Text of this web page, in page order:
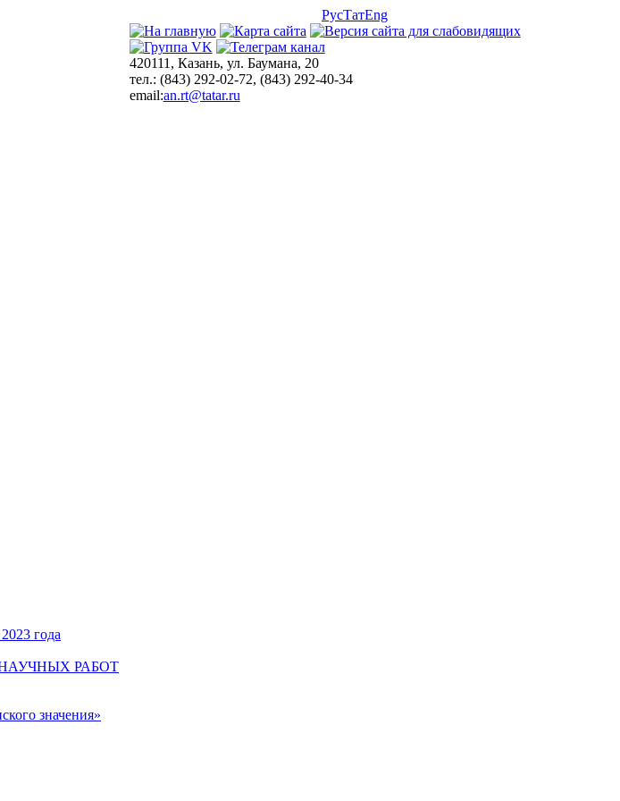
РусТатEng
420111, Казань, ул. Баумана, 20
тел.: (843) 292-02-72, (843) 292-40-34
email:an.rt@tatar.ru
года
РАБОТ
значения»